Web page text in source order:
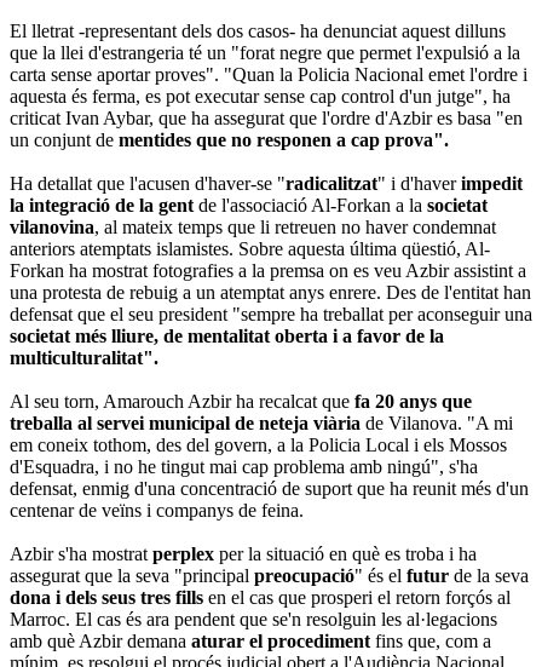
El lletrat -representant dels dos casos- ha denunciat aquest dilluns
que la llei d'estrangeria té un "forat negre que permet l'expulsió a la
carta sense aportar proves". "Quan la Policia Nacional emet l'ordre i
aquesta és ferma, es pot executar sense cap control d'un jutge", ha
criticat Ivan Aybar, que ha assegurat que l'ordre d'Azbir es basa "en
un conjunt de mentides que no responen a cap prova".
Ha detallat que l'acusen d'haver-se "radicalitzat" i d'haverimpedit
la integració de la gent de l'associació Al-Forkan a la societat
vilanovina, al mateix temps que li retreuen no haver condemnat
anteriors atemptats islamistes. Sobre aquesta última qüestió, Al-
Forkan ha mostrat fotografies a la premsa on es veu Azbir assistint a
una protesta de rebuig a un atemptat anys enrere. Des de l'entitat han
defensat que el seu president "sempre ha treballat per aconseguir una
societat més lliure, de mentalitat oberta i a favor de la
multiculturalitat".
Al seu torn, Amarouch Azbir ha recalcat que fa 20 anys que
treballa al servei municipal de neteja viària de Vilanova. "A mi
em coneix tothom, des del govern, a la Policia Local i els Mossos
d'Esquadra, i no he tingut mai cap problema amb ningú", s'ha
defensat, enmig d'una concentració de suport que ha reunit més d'un
centenar de veïns i companys de feina.
Azbir s'ha mostrat perplex per la situació en què es troba i ha
assegurat que la seva "principal preocupació" és el futur de la seva
dona i dels seus tres fills en el cas que prosperi el retorn forçós al
Marroc. El cas és ara pendent que se'n resolguin les al·legacions
amb què Azbir demana aturar el procediment fins que, com a
mínim, es resolgui el procés judicial obert a l'Audiència Nacional